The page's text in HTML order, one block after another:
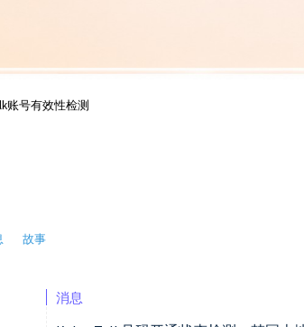
账号有效性检测
故事
消息